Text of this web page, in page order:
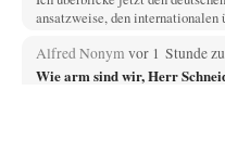
ansatzweise, den
Alfred Nonym vor 1 Stunde
Wie arm sind wir, Herr